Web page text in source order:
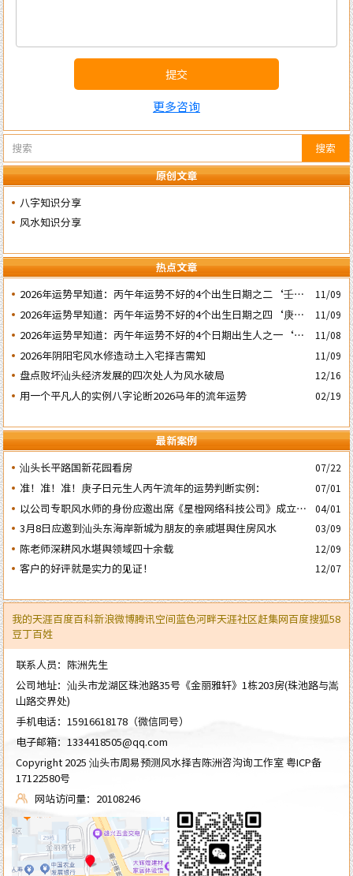
搜索
原创文章
八字知识分享
风水知识分享
热点文章
2026年运势早知道：丙午年运势不好的4个出生日期之二‘壬子’
日
11/09
2026年运势早知道：丙午年运势不好的4个出生日期之四‘庚子’
日
11/09
2026年运势早知道：丙午年运势不好的4个日期出生人之一‘戊
子’ 日
11/08
2026年阴阳宅风水修造动土入宅择吉需知 11/09
盘点败坏汕头经济发展的四次处人为风水破局 12/16
用一个平凡人的实例八字论断2026马年的流年运势 02/19
最新案例
汕头长平路国新花园看房
07/22
准！准！准！庚子日元生人丙午流年的运势判断实例： 07/01
以公司专职风水师的身份应邀出席《星橙网络科技公司》成立5
周年庆典
04/01
3月8日应邀到汕头东海岸新城为朋友的亲戚堪舆住房风水 03/09
陈老师深耕风水堪舆领域四十余载 12/09
客户的好评就是实力的见证！ 12/07
提交
更多咨询
我的天涯百度百科新浪微博腾讯空间蓝色河畔天涯社区赶集网百度搜狐58
豆丁百姓
联系人员：陈洲先生
公司地址：汕头市龙湖区珠池路35号《金丽雅轩》1栋203房(珠池路与嵩
山路交界处)
手机电话： 15916618178 （微信同号）
电子邮箱： 1334418505@qq.com
Copyright 2025 汕头市周易预测风水择吉陈洲咨沟询工作室粤ICP备
17122580号
网站访问量：20108246